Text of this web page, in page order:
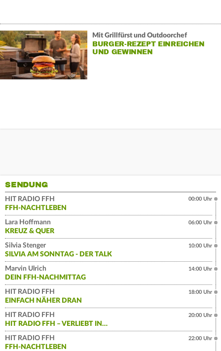
Mit Grillfürst und Outdoorchef
BURGER-REZEPT EINREICHEN
UND GEWINNEN
SENDUNG
HIT RADIO FFH
FFH-NACHTLEBEN
00:00 Uhr
Lara Hoffmann
KREUZ & QUER
06:00 Uhr
Silvia Stenger
SILVIA AM SONNTAG - DER TALK
10:00 Uhr
Marvin Ulrich
DEIN FFH-NACHMITTAG
14:00 Uhr
HIT RADIO FFH
EINFACH NÄHER DRAN
18:00 Uhr
HIT RADIO FFH
HIT RADIO FFH – VERLIEBT IN…
20:00 Uhr
HIT RADIO FFH
FFH-NACHTLEBEN
22:00 Uhr